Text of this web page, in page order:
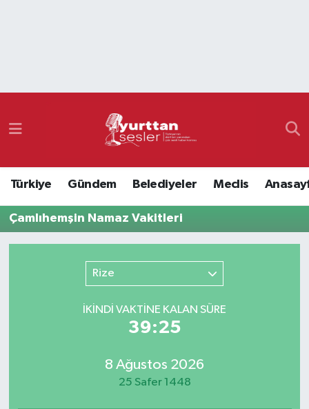
Türkiye Gündem Belediyeler Meclis
Çamlıhemşin Namaz Vakitleri
Rize
İKINDI VAKTİNE KALAN SÜRE
39:25
8 Ağustos 2026
25 Safer 1448
Namaz Vakitleri
Süper Lig Puan Durumu ve Fikstür
Son Dakika Haberleri